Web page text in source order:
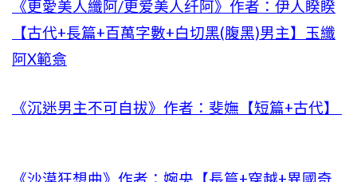
《更愛美人纖阿/更爱美人纤阿》作者：伊人睽睽
【古代+長篇+百萬字數+白切黑(腹黑)男主】玉纖
阿X範翕
《沉迷男主不可自拔》作者：斐嫵【短篇+古代】